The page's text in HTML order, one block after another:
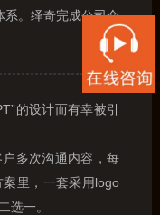
系。绎奇完成公司介
的设计而有幸被引
多次沟通内容，每
里，一套采用logo
选一。